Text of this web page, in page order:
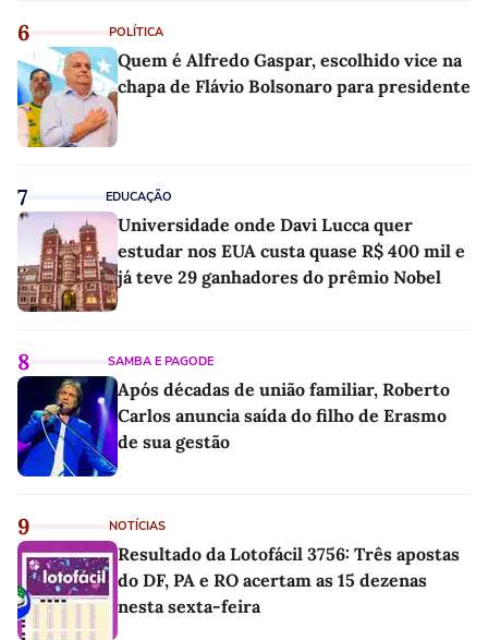
6 POLÍTICA
Quem é Alfredo Gaspar, escolhido vice na
chapa de Flávio Bolsonaro para presidente
7 EDUCAÇÃO
Universidade onde Davi Lucca quer
estudar nos EUA custa quase R$ 400 mil e
já teve 29 ganhadores do prêmio Nobel
8 SAMBA E PAGODE
Após décadas de união familiar, Roberto
Carlos anuncia saída do filho de Erasmo
de sua gestão
9 NOTÍCIAS
Resultado da Lotofácil 3756: Três apostas
do DF, PA e RO acertam as 15 dezenas
nesta sexta-feira